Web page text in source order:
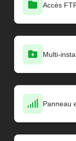
Accès
Multi-
Panneau